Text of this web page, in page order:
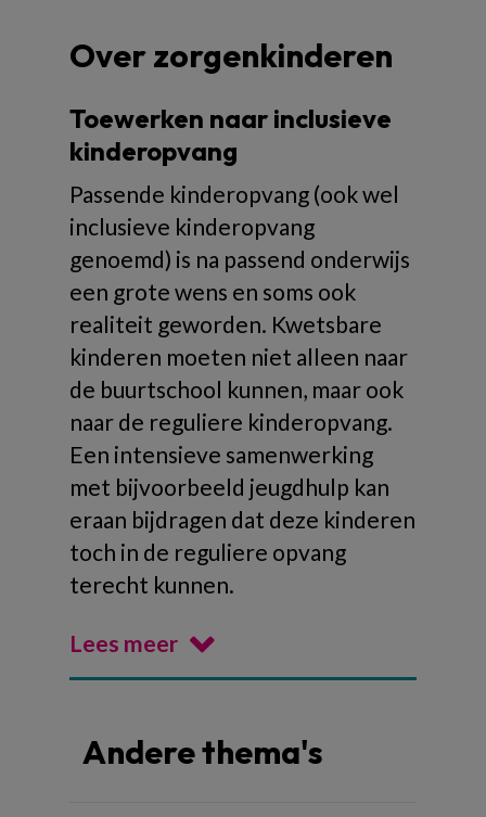
Over zorgenkinderen
Toewerken naar inclusieve
kinderopvang
Passende kinderopvang (ook wel
inclusieve kinderopvang
genoemd) is na passend onderwijs
een grote wens en soms ook
realiteit geworden. Kwetsbare
kinderen moeten niet alleen naar
de buurtschool kunnen, maar ook
naar de reguliere kinderopvang.
Een intensieve samenwerking
met bijvoorbeeld jeugdhulp kan
eraan bijdragen dat deze kinderen
toch in de reguliere opvang
terecht kunnen.
Lees meer
Andere thema's